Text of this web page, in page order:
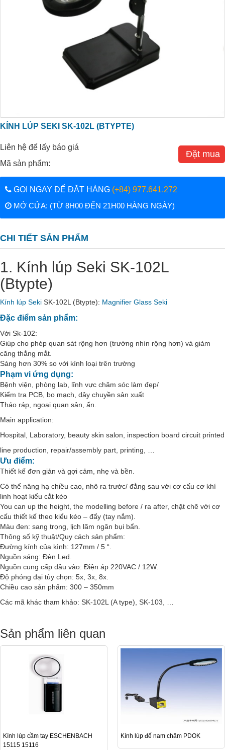
KÍNH LÚP SEKI SK-102L (BTYPTE)
Liên hệ để lấy báo giá
Mã sản phẩm:
Đặt mua
GỌI NGAY ĐỂ ĐẶT HÀNG (+84) 977.641.272
MỞ CỬA: (TỪ 8H00 ĐẾN 21H00 HÀNG NGÀY)
CHI TIẾT SẢN PHẨM
1. Kính lúp Seki SK-102L
(Btypte)
Kính lúp Seki SK-102L (Btypte): Magnifier Glass Seki
Đặc điểm sản phẩm:
Với Sk-102:
Giúp cho phép quan sát rộng hơn (trường nhìn rộng hơn) và giảm
căng thẳng mắt.
Sáng hơn 30% so với kính loại trên trường
Phạm vi ứng dụng:
Bệnh viện, phòng lab, lĩnh vực chăm sóc làm đẹp/
Kiểm tra PCB, bo mạch, dây chuyền sản xuất
Tháo ráp, ngoại quan sản, ấn.
Main application:
Hospital, Laboratory, beauty skin salon, inspection board circuit printed
line production, repair/assembly part, printing, …
Ưu điểm:
Thiết kế đơn giản và gợi cảm, nhẹ và bền.
Có thể nâng hạ chiều cao, nhô ra trước/ đằng sau với cơ cấu cơ khí
linh hoạt kiểu cắt kéo
You can up the height, the modelling before / ra after, chặt chẽ với cơ
cấu thiết kế theo kiểu kéo – đẩy (tay nắm).
Màu đen: sang trọng, lịch lãm ngăn bụi bẩn.
Thông số kỹ thuật/Quy cách sản phẩm:
Đường kính của kình: 127mm / 5 “.
Nguồn sáng: Đèn Led.
Nguồn cung cấp đầu vào: Điện áp 220VAC / 12W.
Độ phóng đại tùy chọn: 5x, 3x, 8x.
Chiều cao sản phẩm: 300 – 350mm
Các mã khác tham khảo: SK-102L (A type), SK-103, …
Sản phẩm liên quan
Kính lúp cầm tay ESCHENBACH
15115 15116
Kính lúp đế nam châm PDOK